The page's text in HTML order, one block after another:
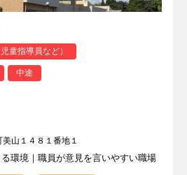
童指導員など）
中途
山１４８１番地１
環境｜職員が意見を言いやすい職場